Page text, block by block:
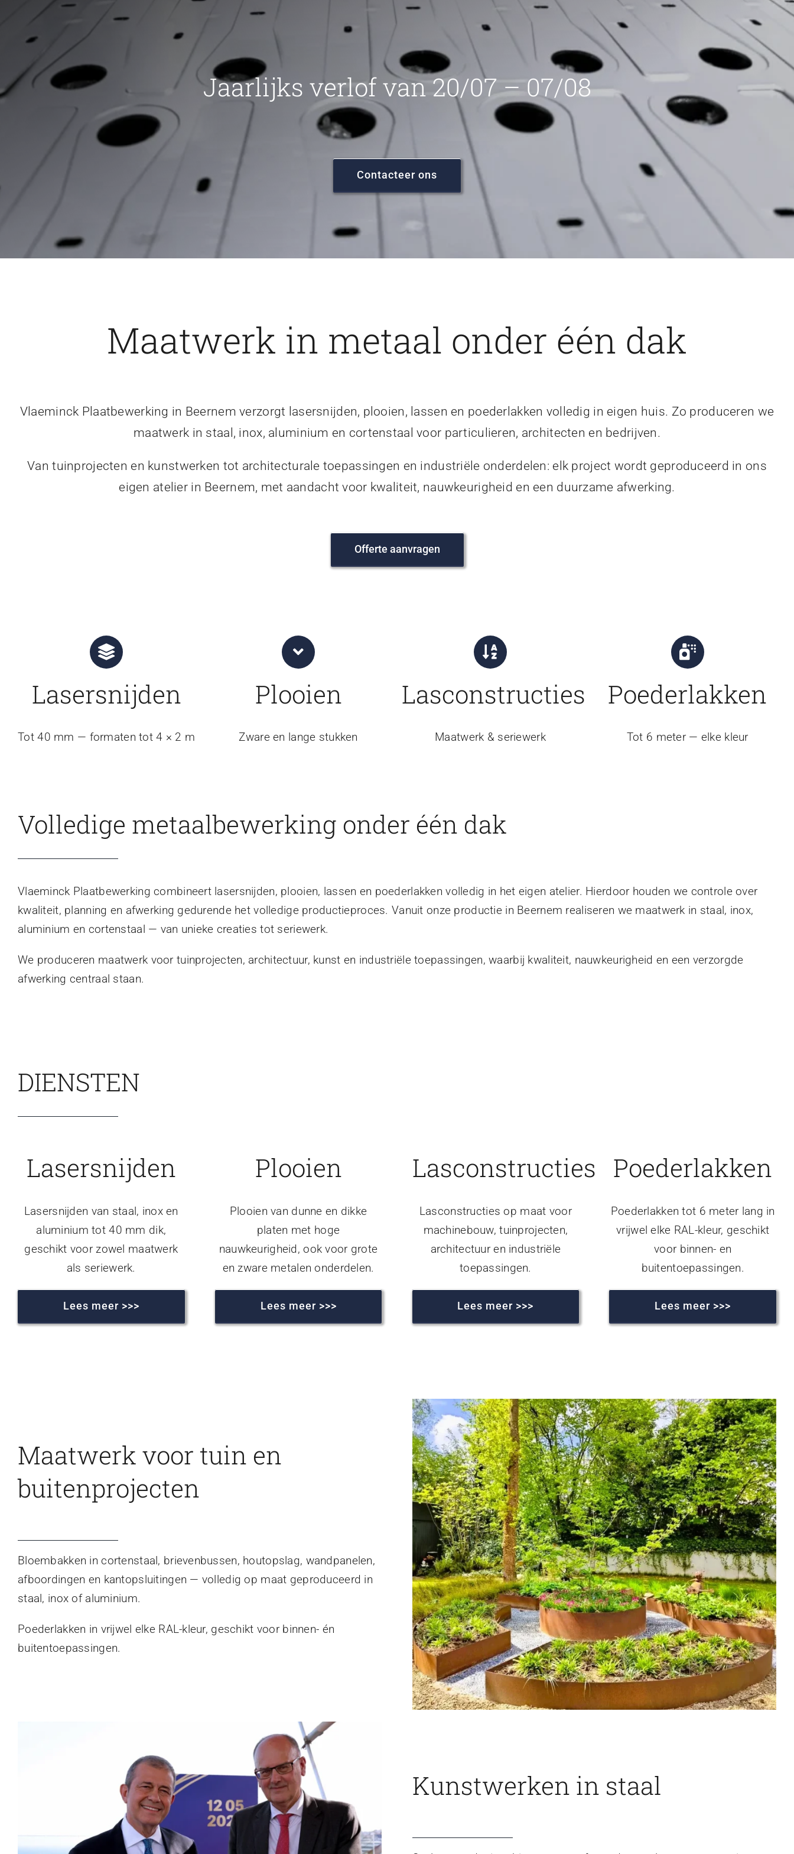
Jaarlijks verlof van 20/07 – 07/08
Contacteer ons
Maatwerk in metaal onder één dak
Vlaeminck Plaatbewerking in Beernem verzorgt lasersnijden, plooien, lassen en poederlakken volledig in eigen huis. Zo produceren we
maatwerk in staal, inox, aluminium en cortenstaal voor particulieren, architecten en bedrijven.
Van tuinprojecten en kunstwerken tot architecturale toepassingen en industriële onderdelen: elk project wordt geproduceerd in ons
eigen atelier in Beernem, met aandacht voor kwaliteit, nauwkeurigheid en een duurzame afwerking.
Offerte aanvragen
Lasersnijden
Tot 40 mm — formaten tot 4 × 2 m
Plooien
Zware en lange stukken
Lasconstructies
Maatwerk & seriewerk
Poederlakken
Tot 6 meter — elke kleur
Volledige metaalbewerking onder één dak
Vlaeminck Plaatbewerking combineert lasersnijden, plooien, lassen en poederlakken volledig in het eigen atelier. Hierdoor houden we controle over
kwaliteit, planning en afwerking gedurende het volledige productieproces. Vanuit onze productie in Beernem realiseren we maatwerk in staal, inox,
aluminium en cortenstaal — van unieke creaties tot seriewerk.
We produceren maatwerk voor tuinprojecten, architectuur, kunst en industriële toepassingen, waarbij kwaliteit, nauwkeurigheid en een verzorgde
afwerking centraal staan.
DIENSTEN
Lasersnijden
Lasersnijden van staal, inox en
aluminium tot 40 mm dik,
geschikt voor zowel maatwerk
als seriewerk.
Lees meer >>>
Plooien
Plooien van dunne en dikke
platen met hoge
nauwkeurigheid, ook voor grote
en zware metalen onderdelen.
Lees meer >>>
Lasconstructies
Lasconstructies op maat voor
machinebouw, tuinprojecten,
architectuur en industriële
toepassingen.
Lees meer >>>
Poederlakken
Poederlakken tot 6 meter lang in
vrijwel elke RAL-kleur, geschikt
voor binnen- en
buitentoepassingen.
Lees meer >>>
Maatwerk voor tuin en
buitenprojecten
Bloembakken in cortenstaal, brievenbussen, houtopslag, wandpanelen,
afboordingen en kantopsluitingen — volledig op maat geproduceerd in
staal, inox of aluminium.
Poederlakken in vrijwel elke RAL-kleur, geschikt voor binnen- én
buitentoepassingen.
Kunstwerken in staal